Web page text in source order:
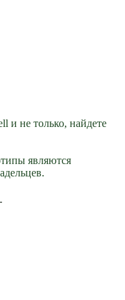
и не только, найдете
являются